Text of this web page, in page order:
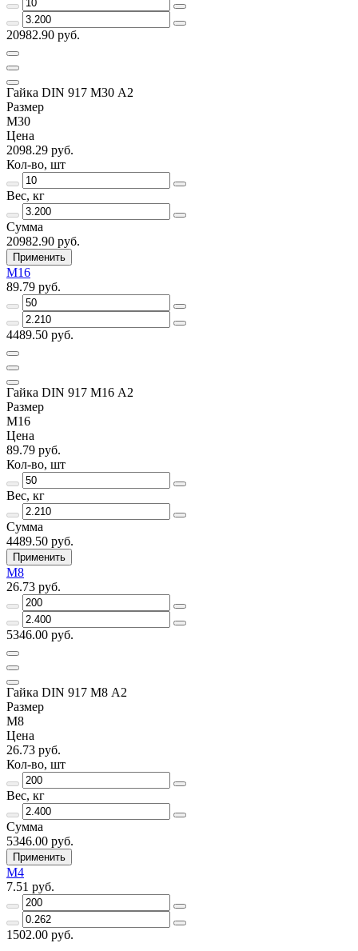
20982.90 руб.
Гайка DIN 917 M30 А2
Размер
M30
Цена
2098.29 руб.
Кол-во, шт
Вес, кг
Сумма
20982.90 руб.
Применить
М16
89.79 руб.
4489.50 руб.
Гайка DIN 917 М16 А2
Размер
М16
Цена
89.79 руб.
Кол-во, шт
Вес, кг
Сумма
4489.50 руб.
Применить
М8
26.73 руб.
5346.00 руб.
Гайка DIN 917 М8 А2
Размер
М8
Цена
26.73 руб.
Кол-во, шт
Вес, кг
Сумма
5346.00 руб.
Применить
М4
7.51 руб.
1502.00 руб.